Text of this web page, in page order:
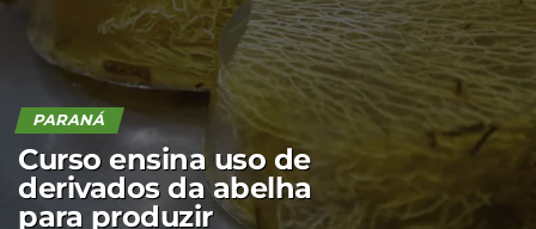
PARANÁ
Curso ensina uso de
derivados da abelha
para produzir